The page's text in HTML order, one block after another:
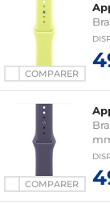
COMPARER
COMPARER